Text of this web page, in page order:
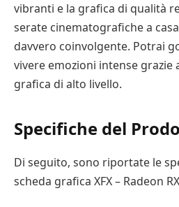
vibranti e la grafica di qualità
serate cinematografiche a casa
davvero coinvolgente. Potrai
vivere emozioni intense grazie
grafica di alto livello.
Specifiche del
Di seguito, sono riportate le
scheda grafica XFX – Radeon